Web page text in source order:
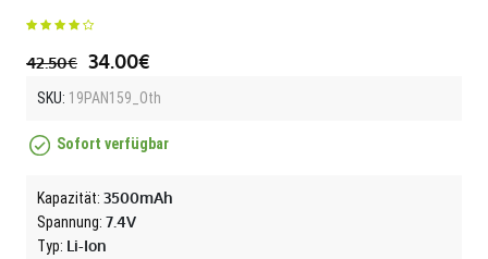
42.50€ 34.00€
SKU: 19PAN159_Oth
Sofort verfügbar
Kapazität: 3500mAh
Spannung: 7.4V
Typ: Li-Ion